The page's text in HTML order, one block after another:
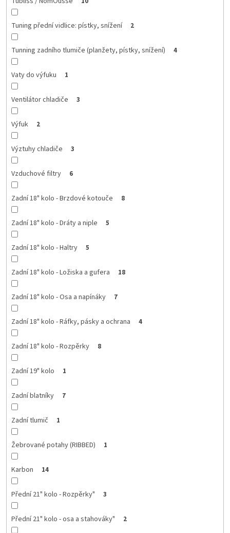
Tuning přední vidlice: pístky, snížení 2
Tunning zadního tlumiče (planžety, pístky, snížení) 4
Vaty do výfuku 1
Ventilátor chladiče 3
Výfuk 2
Výztuhy chladiče 3
Vzduchové filtry 6
Zadní 18" kolo - Brzdové kotouče 8
Zadní 18" kolo - Dráty a niple 5
Zadní 18" kolo - Haltry 5
Zadní 18" kolo - Ložiska a gufera 18
Zadní 18" kolo - Osa a napínáky 7
Zadní 18" kolo - Ráfky, pásky a ochrana 4
Zadní 18" kolo - Rozpěrky 8
Zadní 19" kolo 1
Zadní blatníky 7
Zadní tlumič 1
Žebrované potahy (RIBBED) 1
Karbon 14
Přední 21" kolo - Rozpěrky" 3
Přední 21" kolo - osa a stahováky" 2